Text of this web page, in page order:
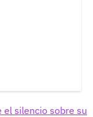
el silencio sobre su